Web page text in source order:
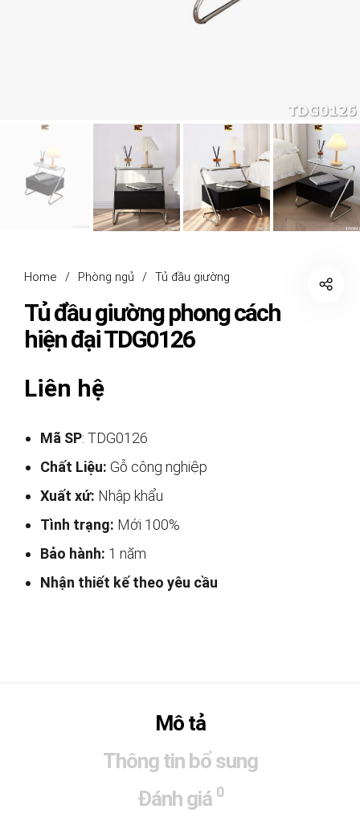
Home / Phòng ngủ / Tủ đầu giường
Tủ đầu giường phong cách
hiện đại TDG0126
Liên hệ
Mã SP: TDG0126
Chất Liệu: Gỗ công nghiệp
Xuất xứ: Nhập khẩu
Tình trạng: Mới 100%
Bảo hành: 1 năm
Nhận thiết kế theo yêu cầu
Mô tả
Thông tin bổ sung
Đánh giá 0